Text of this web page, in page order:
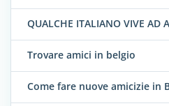
QUALCHE ITALIANO VIVE AD
Trovare amici in belgio
Come fare nuove amicizie in